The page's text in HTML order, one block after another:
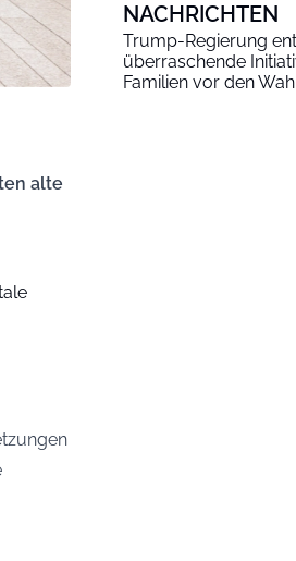
alte
NACHRICHTEN
Trump-Regierung
überraschende
Familien vor den